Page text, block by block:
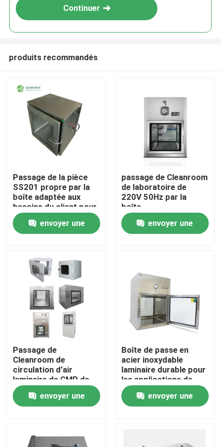
Produits
Au sujet de nous
Contrôle de qualité
Contactez-nous
Nouvelles
Cas
Pièce propre modulaire
Continuer
produits recommandés
Passage de la pièce
SS201 propre par la
boîte adaptée aux
besoins du client pour
l'hôpital de laboratoire
envoyer une
passage de Cleanroom
de laboratoire de
220V 50Hz par la
boîte
660*500*580mm
laminairesenvoyer une
Passage de
Cleanroom de
circulation d'air
laminaire de GMP de
boîte de passage de
l'acier inoxydable
SUS201 par la boîte
envoyer une
Boîte de passe en
acier inoxydable
laminaire durable pour
les applications de
salle blanche
envoyer une